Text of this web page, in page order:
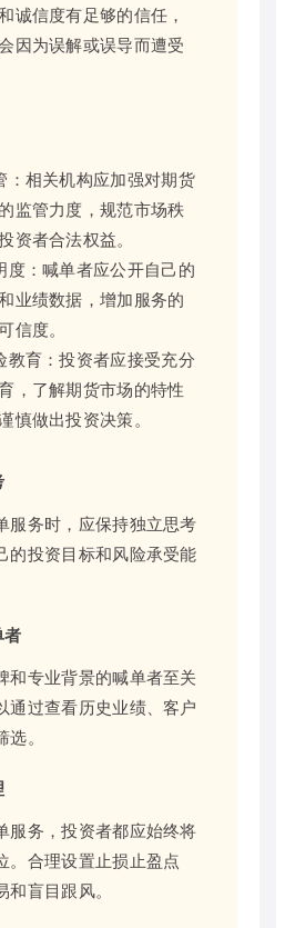
诚信度有足够的信任，
因为误解或误导而遭受
：相关机构应加强对期货
监管力度，规范市场秩
资者合法权益。
度：喊单者应公开自己的
业绩数据，增加服务的
信度。
教育：投资者应接受充分
，了解期货市场的特性
慎做出投资决策。
服务时，应保持独立思考
的投资目标和风险承受能
和专业背景的喊单者至关
通过查看历史业绩、客户
。
服务，投资者都应始终将
。合理设置止损止盈点
盲目跟风。